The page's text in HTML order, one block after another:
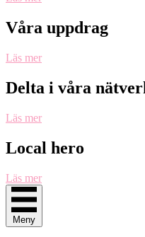
Våra uppdrag
Läs mer
Delta i våra
Läs mer
Local hero
Läs mer
Meny